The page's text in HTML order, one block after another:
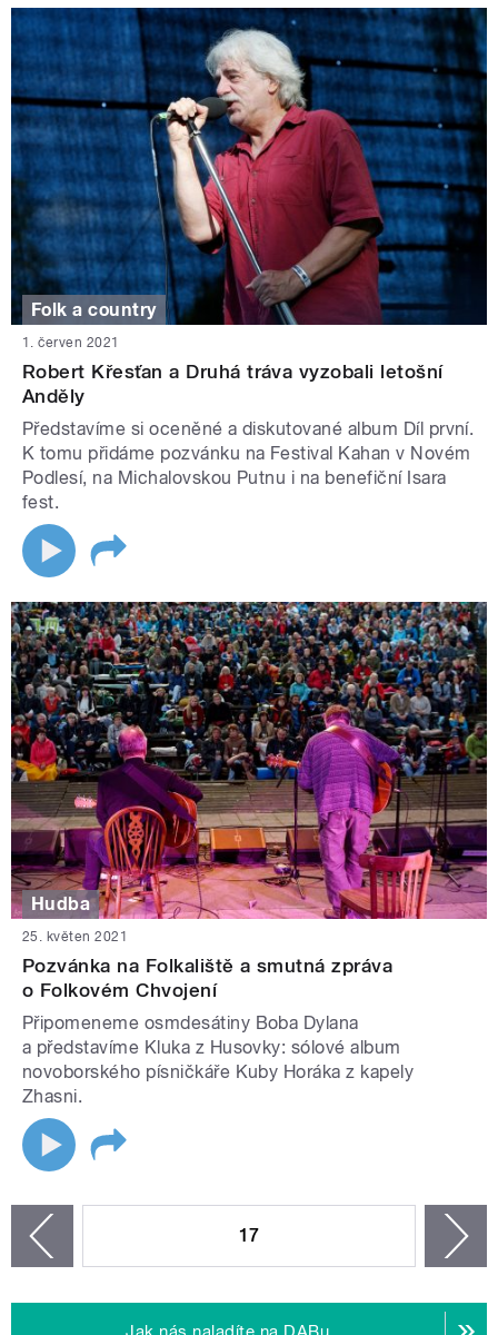
Folk a country
1. červen 2021
Robert Křesťan a Druhá tráva vyzobali letošní
Anděly
Představíme si oceněné a diskutované album Díl první.
K tomu přidáme pozvánku na Festival Kahan v Novém
Podlesí, na Michalovskou Putnu i na benefiční Isara
fest.
Hudba
25. květen 2021
Pozvánka na Folkaliště a smutná zpráva
o Folkovém Chvojení
Připomeneme osmdesátiny Boba Dylana
a představíme Kluka z Husovky: sólové album
novoborského písničkáře Kuby Horáka z kapely
Zhasni.
17